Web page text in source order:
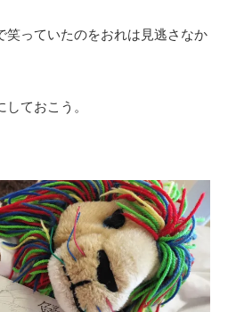
笑っていたのをおれは見逃さなか
ておこう。